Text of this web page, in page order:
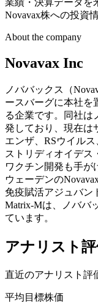
Novavax株への投資
About the company
Novavax Inc
ノババックス（
ースバーグに本社を
る企業です。同社は
発しており、現在は
エンザ、RSウイル
ストリディオイデス
ワクチン開発も手が
ウェーデンの
免疫賦活アジュバン
Matrix-Mは、ノババ
ています。
アナリスト
直近のアナリスト評
平均目標株価